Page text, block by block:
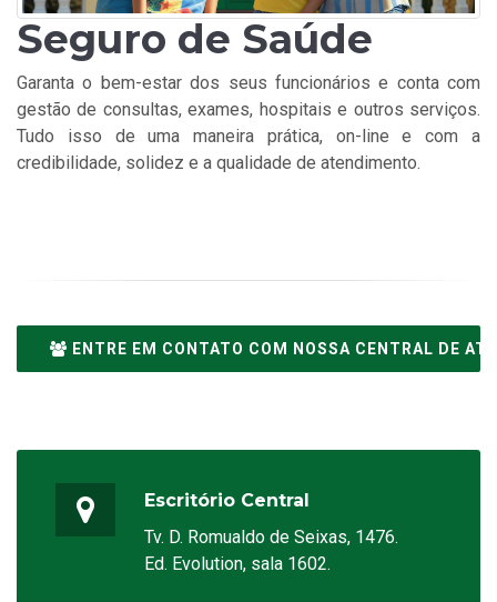
Seguro de Saúde
Garanta o bem-estar dos seus funcionários e conta com
gestão de consultas, exames, hospitais e outros serviços.
Tudo isso de uma maneira prática, on-line e com a
credibilidade, solidez e a qualidade de atendimento.
ENTRE EM CONTATO COM NOSSA CENTRAL DE
Escritório Central
Tv. D. Romualdo de Seixas, 1476.
Ed. Evolution, sala 1602.